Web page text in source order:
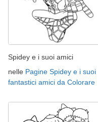
Spidey e i suoi amici
nelle Pagine Spidey e i suoi
fantastici amici da Colorare